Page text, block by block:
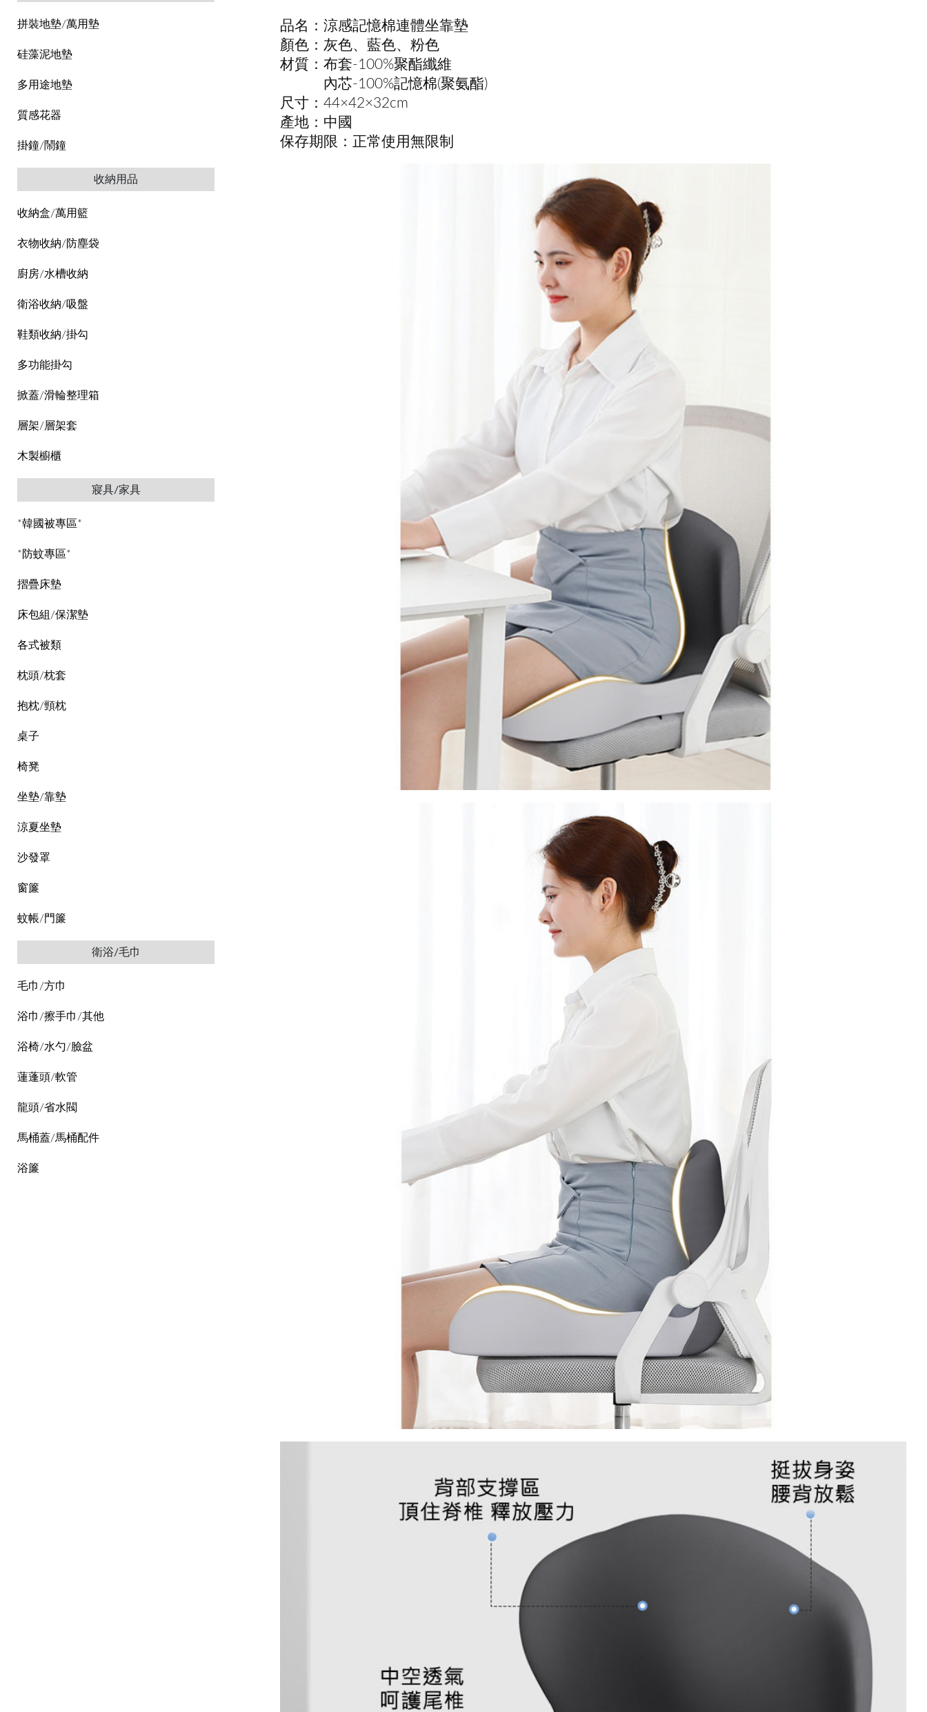
拼裝地墊/萬用墊
硅藻泥地墊
多用途地墊
質感花器
掛鐘/鬧鐘
收納用品
收納盒/萬用籃
衣物收納/防塵袋
廚房/水槽收納
衛浴收納/吸盤
鞋類收納/掛勾
多功能掛勾
掀蓋/滑輪整理箱
層架/層架套
木製櫥櫃
寢具/家具
*韓國被專區*
*防蚊專區*
摺疊床墊
床包組/保潔墊
各式被類
枕頭/枕套
抱枕/頸枕
桌子
椅凳
坐墊/靠墊
涼夏坐墊
沙發罩
窗簾
蚊帳/門簾
衛浴/毛巾
毛巾/方巾
浴巾/擦手巾/其他
浴椅/水勺/臉盆
蓮蓬頭/軟管
龍頭/省水閥
馬桶蓋/馬桶配件
浴簾
品名：涼感記憶棉連體坐靠墊
顏色：灰色、藍色、粉色
材質：布套-100%聚酯纖維
內芯-100%記憶棉(聚氨酯)
尺寸：44×42×32cm
產地：中國
保存期限：正常使用無限制